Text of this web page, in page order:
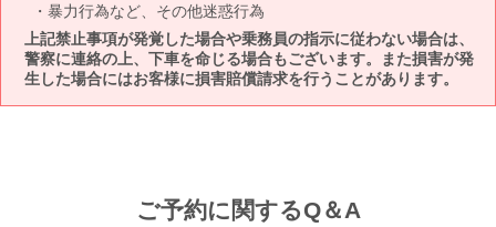
暴力行為など、その他迷惑行為
上記禁止事項が発覚した場合や乗務員の指示に従わない場合は、
警察に連絡の上、下車を命じる場合もございます。また損害が発
生した場合にはお客様に損害賠償請求を行うことがあります。
ご予約に関するQ＆A